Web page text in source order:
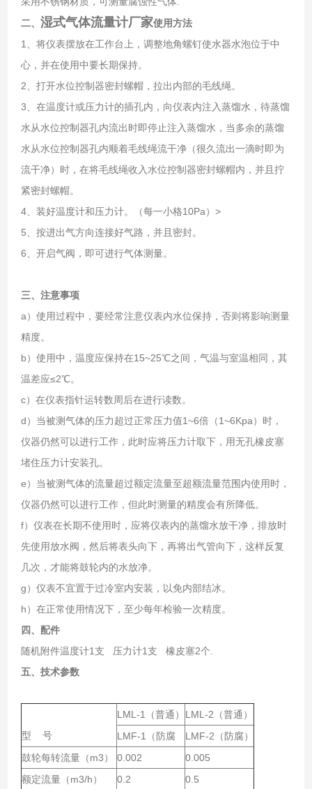
二、 湿式气体流量计厂家使用方法
1、将仪表摆放在工作台上，调整地角螺钉使水器水泡位于中
心，并在使用中要长期保持。
2、打开水位控制器密封螺帽，拉出内部的毛线绳。
3、在温度计或压力计的插孔内，向仪表内注入蒸馏水，待蒸馏
水从水位控制器孔内流出时即停止注入蒸馏水，当多余的蒸馏
水从水位控制器孔内顺着毛线绳流干净（很久流出一滴时即为
流干净）时，在将毛线绳收入水位控制器密封螺帽内，并且拧
紧密封螺帽。
4、装好温度计和压力计。（每一小格10Pa）>
5、按进出气方向连接好气路，并且密封。
6、开启气阀，即可进行气体测量。
三、 注意事项
a）使用过程中，要经常注意仪表内水位保持，否则将影响测量
精度。
b）使用中，温度应保持在15~25℃之间，气温与室温相同，其
温差应≤2℃。
c）在仪表指针运转数周后在进行读数。
d）当被测气体的压力超过正常压力值1~6倍（1~6Kpa）时，
仪器仍然可以进行工作，此时应将压力计取下，用无孔橡皮塞
堵住压力计安装孔。
e）当被测气体的流量超过额定流量至超额流量范围内使用时，
仪器仍然可以进行工作，但此时测量的精度会有所降低。
f）仪表在长期不使用时，应将仪表内的蒸馏水放干净，排放时
先使用放水阀，然后将表头向下，再将出气管向下，这样反复
几次，才能将鼓轮内的水放净。
g）仪表不宜置于过冷室内安装，以免内部结冰。
h）在正常使用情况下，至少每年检验一次精度。
四、 配件
随机附件温度计1支 压力计1支 橡皮塞2个.
五、 技术参数
型 号
LML-1（普通）
LML-2（普通）
LMF-1（防腐
LMF-2（防腐）
鼓轮每转流量（m3）
0.002
0.005
额定流量（m3/h）
0.2
0.5